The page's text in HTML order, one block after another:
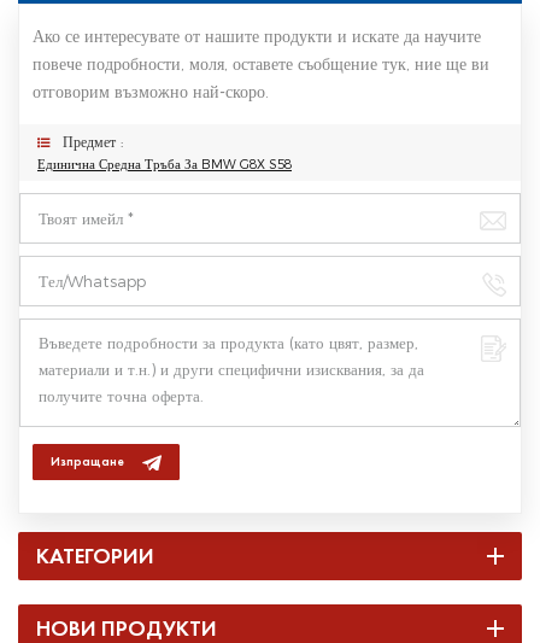
Ако се интересувате от нашите продукти и искате да научите
повече подробности, моля, оставете съобщение тук, ние ще ви
отговорим възможно най-скоро.
Предмет :
Единична Средна Тръба За BMW G8X S58
Изпращане
КАТЕГОРИИ
НОВИ ПРОДУКТИ